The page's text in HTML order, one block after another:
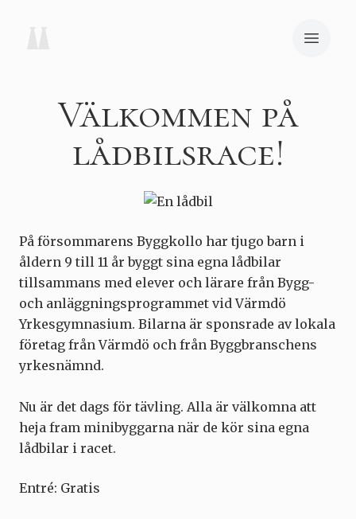
Välkommen på
lådbilsrace!
På försommarens Byggkollo har tjugo barn i
åldern 9 till 11 år byggt sina egna lådbilar
tillsammans med elever och lärare från Bygg-
och anläggningsprogrammet vid Värmdö
Yrkesgymnasium. Bilarna är sponsrade av lokala
företag från Värmdö och från Byggbranschens
yrkesnämnd.
Nu är det dags för tävling. Alla är välkomna att
heja fram minibyggarna när de kör sina egna
lådbilar i racet.
Entré: Gratis